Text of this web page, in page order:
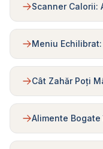
Scanner Calorii:
Meniu
Cât Zahăr Poți
Alimente